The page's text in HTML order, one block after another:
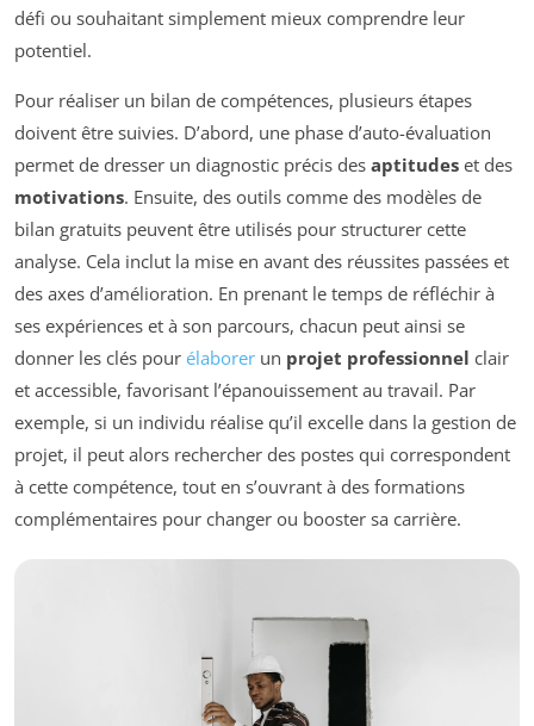
défi ou souhaitant simplement mieux comprendre leur
potentiel.
Pour réaliser un bilan de compétences, plusieurs étapes
doivent être suivies. D’abord, une phase d’auto-évaluation
permet de dresser un diagnostic précis des aptitudes et des
motivations. Ensuite, des outils comme des modèles de
bilan gratuits peuvent être utilisés pour structurer cette
analyse. Cela inclut la mise en avant des réussites passées et
des axes d’amélioration. En prenant le temps de réfléchir à
ses expériences et à son parcours, chacun peut ainsi se
donner les clés pour élaborer un projet professionnel clair
et accessible, favorisant l’épanouissement au travail. Par
exemple, si un individu réalise qu’il excelle dans la gestion de
projet, il peut alors rechercher des postes qui correspondent
à cette compétence, tout en s’ouvrant à des formations
complémentaires pour changer ou booster sa carrière.